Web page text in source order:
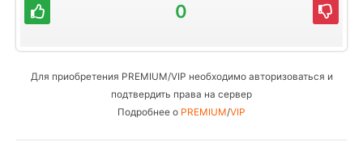
0
Для приобретения PREMIUM/VIP необходимо авторизоваться и
подтвердить права на сервер
Подробнее о PREMIUM/VIP